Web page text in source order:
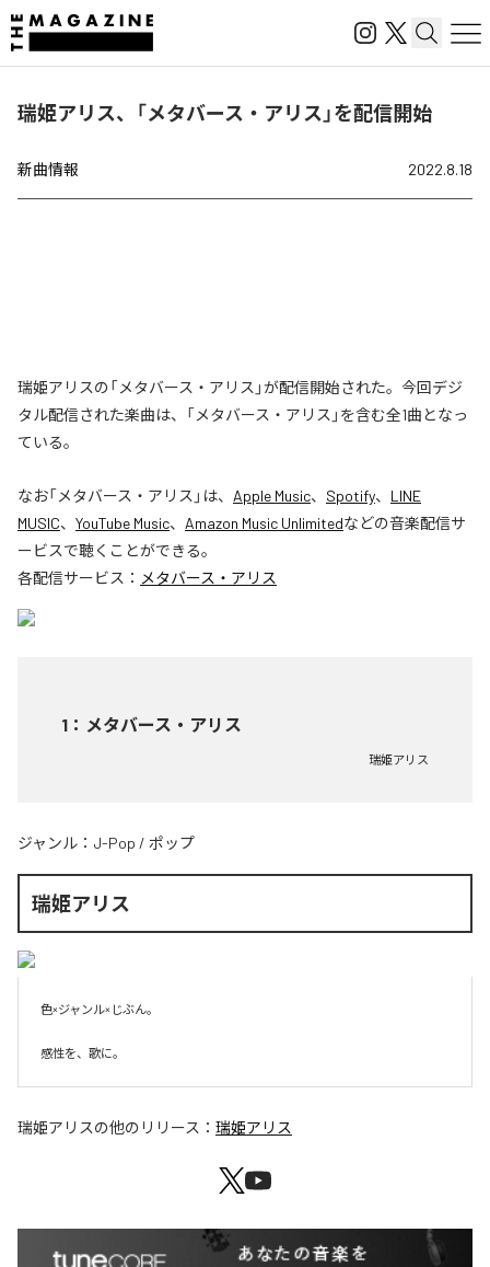
瑞姫アリス、「メタバース・アリス」を配信開始
新曲情報 2022.8.18
瑞姫アリスの「メタバース・アリス」が配信開始された。今回デジ
タル配信された楽曲は、「メタバース・アリス」を含む全1曲となっ
ている。
なお「メタバース・アリス 」は、 Apple Music、 Spotify、 LINE
MUSIC、 YouTube Music、 Amazon Music Unlimitedなどの音楽配信サ
ービスで聴くことができる。
各配信サービス： メタバース・アリス
1 ： メタバース・アリス
瑞姫アリス
ジャンル： J-Pop / ポップ
瑞姫アリス
色×ジャンル×じぶん。
感性を、歌に。
瑞姫アリスの他のリリース： 瑞姫アリス